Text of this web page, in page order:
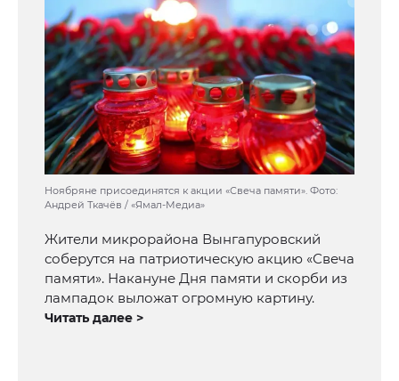
Ноябряне присоединятся к акции «Свеча памяти». Фото:
Андрей Ткачёв / «Ямал-Медиа»
Жители микрорайона Вынгапуровский
соберутся на патриотическую акцию «Свеча
памяти». Накануне Дня памяти и скорби из
лампадок выложат огромную картину.
Читать далее >